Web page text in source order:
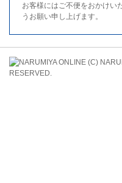
お客様にはご不便をおかけい
うお願い申し上げます。